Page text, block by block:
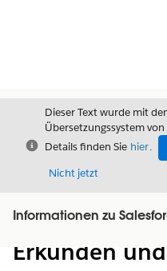
Schließen
Dieser Text wurde mit
Übersetzungssystem
Details finden Sie hier.
Nicht jetzt
Informationen zu
Inhalt anzeigen
Inhalt
Erkunden